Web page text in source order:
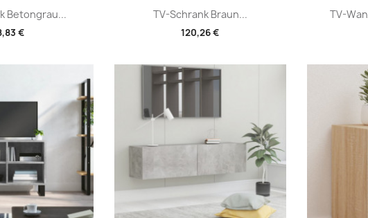
Betongrau...
€
TV-Schrank Braun...
120,26 €
Vorschau TV-